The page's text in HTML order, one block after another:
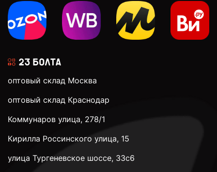
оптовый склад Москва
оптовый склад Краснодар
Коммунаров улица, 278/1
Кирилла Россинского улица, 15
улица Тургеневское шоссе, 33с6